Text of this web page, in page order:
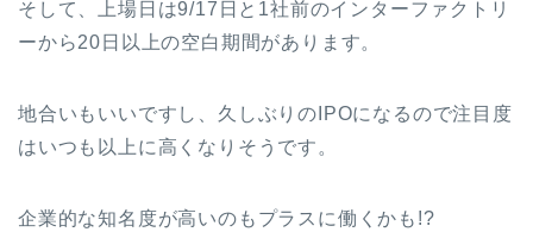
そして、上場日は9/17日と1社前のインターファクトリ
ーから20日以上の空白期間があります。
地合いもいいですし、久しぶりのIPOになるので注目度
はいつも以上に高くなりそうです。
企業的な知名度が高いのもプラスに働くかも!?